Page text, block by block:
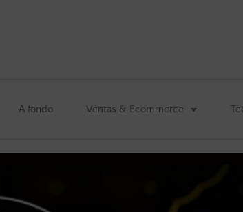
A fondo Ventas & Ecommerce